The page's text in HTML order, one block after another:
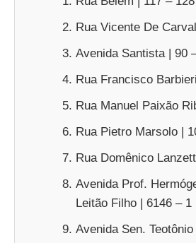
Rua Vicente De
Avenida Santista | 90
Rua Francisco
Rua Manuel Paixão
Rua Pietro Marsolo |
Rua Domênico
Avenida Prof.
Leitão Filho | 6146 – 1
Avenida Sen.